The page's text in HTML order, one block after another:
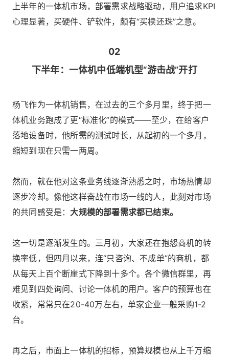
上半年的一体机市场，部署需求战略驱动，用户追求KPI
心理显著，买硬件、铲软件，颇有“买椟还珠”之意。
02
下半年：一体机中低端机型“游击战”开打
杨飞作为一体机销售，在过去的三个多月里，终于把一
体机业务跑成了更“标准化”的模式——至少，在给客户
落地设备时，他所需的测试时长，从起初的一个多月，
缩短到现在只需一两周。
然而，就在他对这条业务线逐渐熟悉之时，市场热情却
逐步冷却。像他这样奋战在市场一线的人，此刻对市场
的共同感受是： 大规模的部署需求都已结束。
这一切是逐渐发生的。三月初，大家还在抱怨商机的转
换率低，但四月以来，连“只咨询、不成单”的商机，都
从每天上百个断崖式下降到十多个。各个微信群里，再
难见到四处询问、讨论一体机的用户。客户的预算也在
收紧，常常只在20-40万左右，单家企业一般采购1-2
台。
再之后，市面上一体机的招标，预算规模也从上千万缩